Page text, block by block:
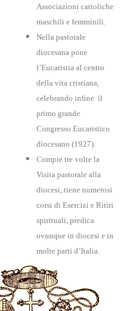
Associazioni cattoliche
maschili e femminili.
Nella pastorale
diocesana pone
l’Eucaristia al centro
della vita cristiana,
celebrando infine il
primo grande
Congresso Eucaristico
diocesano (1927).
Compie tre volte la
Visita pastorale alla
diocesi, tiene numerosi
corsi di Esercizi e Ritiri
spirituali, predica
ovunque in diocesi e in
molte parti d’Italia.